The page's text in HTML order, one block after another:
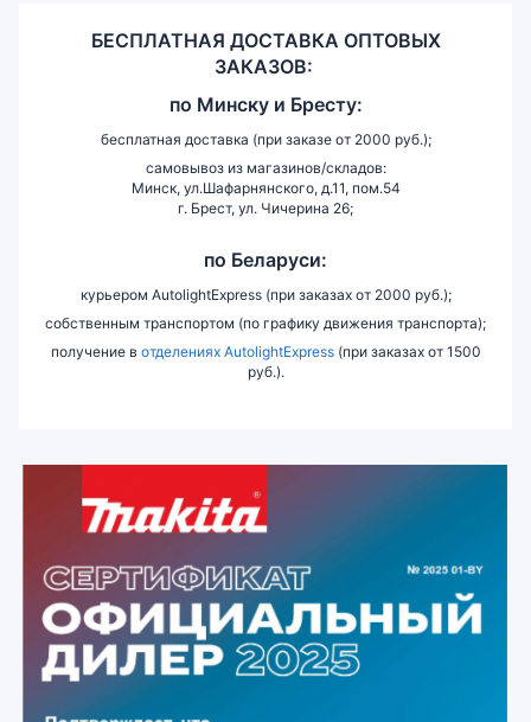
БЕСПЛАТНАЯ ДОСТАВКА ОПТОВЫХ
ЗАКАЗОВ:
по Минску и Бресту:
бесплатная доставка (при заказе от 2000 руб.);
самовывоз из магазинов/складов:
Минск, ул.Шафарнянского, д.11, пом.54
г. Брест, ул. Чичерина 26;
по Беларуси:
курьером AutolightExpress (при заказах от 2000 руб.);
собственным транспортом (по графику движения транспорта);
получение в отделениях AutolightExpress(при заказах от 1500
руб.).